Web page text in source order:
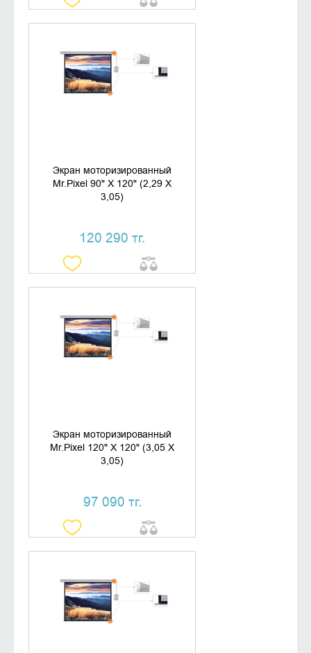
Экран моторизированный
Mr.Pixel 90" X 120" (2,29 X
3,05)
120 290 тг.
ДОБАВИТЬ В КОРЗИНУ
КУПИТЬ В 1 КЛИК
Экран моторизированный
Mr.Pixel 120" X 120" (3,05 X
3,05)
97 090 тг.
ДОБАВИТЬ В КОРЗИНУ
КУПИТЬ В 1 КЛИК
УТОЧНИТЬ НАЛИЧИЕ